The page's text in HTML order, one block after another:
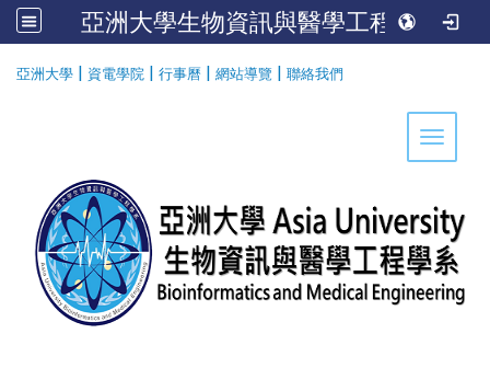
亞洲大學生物資訊與醫學工程學系
亞洲大學 | 資電學院 | 行事曆 | 網站導覽 | 聯絡我們
Toggle